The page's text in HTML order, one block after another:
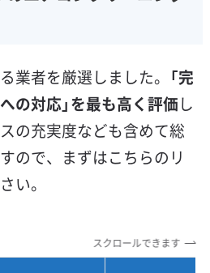
ビを内部に固着させま
面的な洗浄では不十分
に除去する「完全分解洗
に国道163号や170号（大阪
ロー
女性スタッフ在籍
対策
ハウスダスト除去
防汚コーティング
業者を厳選しました。 「完
の対応」を最も高く評価し
の充実度なども含めて総
ので、まずはこちらのリ
い。
スクロールできます